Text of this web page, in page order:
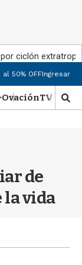
ciclón
50% OFFIngresar
OvaciónTV Show
M
o
e
de
la vida